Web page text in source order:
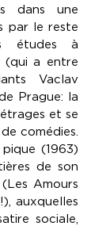
dans une
par le reste
études à
(qui a entre
Vaclav
Prague: la
et se
comédies.
(1963)
de son
Amours
auxquelles
sociale,